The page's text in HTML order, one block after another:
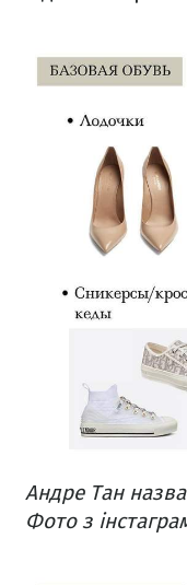
Андре Тан
Фото з